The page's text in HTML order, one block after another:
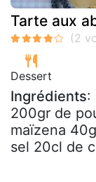
Tarte aux
Dessert
Ingrédients:
200gr de
maïzena
sel 20cl de